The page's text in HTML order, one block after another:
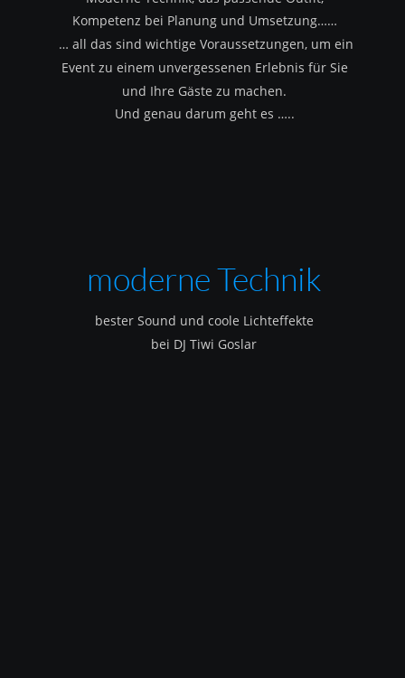
Kompetenz bei Planung und Umsetzung……
… all das sind wichtige Voraussetzungen, um ein
Event zu einem unvergessenen Erlebnis für Sie
und Ihre Gäste zu machen.
Und genau darum geht es …..
moderne Technik
bester Sound und coole Lichteffekte
bei DJ Tiwi Goslar